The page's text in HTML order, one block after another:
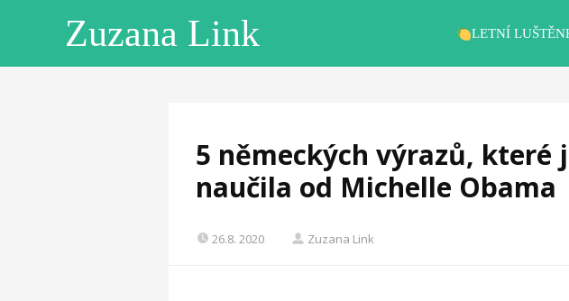
Zuzana Link LETNÍ
5 německých výrazů, které
naučila od Michelle Obama
26.8. 2020 Zuzana Link